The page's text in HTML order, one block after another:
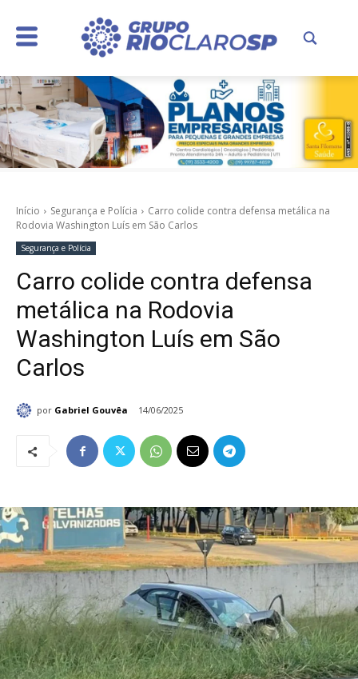
Início Segurança e Polícia
Carro colide contra defensa metálica na
Rodovia Washington Luís em São Carlos
Segurança e Polícia
Carro colide contra defensa
metálica na Rodovia
Washington Luís em São
Carlos
por Gabriel Gouvêa 14/06/2025